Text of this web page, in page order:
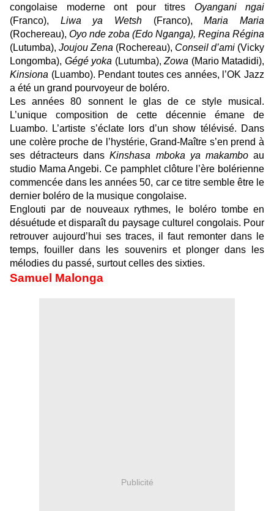
congolaise moderne ont pour titres Oyangani ngai
(Franco), Liwa ya Wetsh (Franco),Maria Maria
(Rochereau), Oyo nde zoba (Edo Nganga), Regina Régina
(Lutumba), Joujou Zena (Rochereau), Conseil d’ami (Vicky
Longomba), Gégé yoka (Lutumba), Zowa (Mario Matadidi),
Kinsiona (Luambo). Pendant toutes ces années, l’OK Jazz
a été un grand pourvoyeur de boléro.
Les années 80 sonnent le glas de ce style musical.
L’unique composition de cette décennie émane de
Luambo. L’artiste s’éclate lors d’un show télévisé. Dans
une colère proche de l’hystérie, Grand-Maître s’en prend à
ses détracteurs dansKinshasa mboka ya makamboau
studio Mama Angebi. Ce pamphlet clôture l’ère bolérienne
commencée dans les années 50, car ce titre semble être le
dernier boléro de la musique congolaise.
Englouti par de nouveaux rythmes, le boléro tombe en
désuétude et disparaît du paysage culturel congolais. Pour
retrouver aujourd’hui ses traces, il faut remonter dans le
temps, fouiller dans les souvenirs et plonger dans les
mélodies du passé, surtout celles des sixties.
Samuel Malonga
Publicité